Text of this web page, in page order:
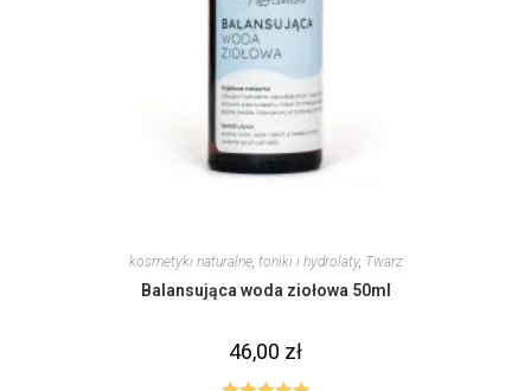
kosmetyki naturalne, toniki i hydrolaty, Twarz
Balansująca woda ziołowa 50ml
46,00 zł